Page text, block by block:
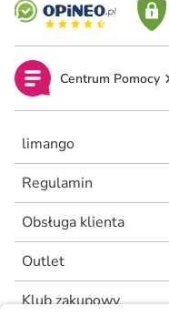
Centrum Pomocy
limango
Regulamin
Obsługa klienta
Outlet
Klub zakupowy